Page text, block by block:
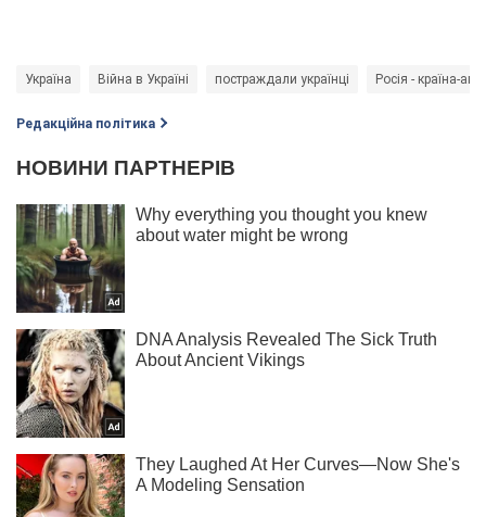
Україна Війна в Україні постраждали українці Росія - країна-
Редакційна політика